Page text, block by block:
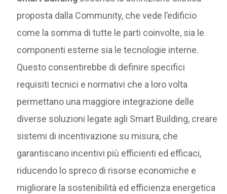
proposta dalla Community, che vede l’edificio
come la somma di tutte le parti coinvolte, sia le
componenti esterne sia le tecnologie interne.
Questo consentirebbe di definire specifici
requisiti tecnici e normativi che a loro volta
permettano una maggiore integrazione delle
diverse soluzioni legate agli Smart Building, creare
sistemi di incentivazione su misura, che
garantiscano incentivi più efficienti ed efficaci,
riducendo lo spreco di risorse economiche e
migliorare la sostenibilità ed efficienza energetica